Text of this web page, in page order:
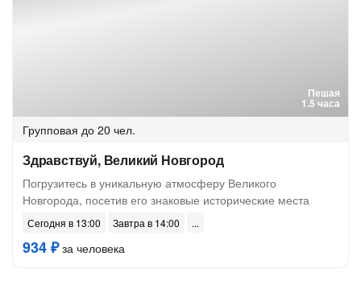
Пешая
1.5 часа
Групповая до 20 чел.
Здравствуй, Великий Новгород
Погрузитесь в уникальную атмосферу Великого
Новгорода, посетив его знаковые исторические места
Сегодня в 13:00 Завтра в 14:00
934 ₽за человека